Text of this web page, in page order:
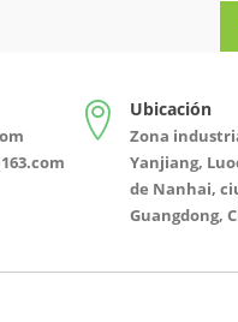
Ubicación
Zona
Yanjiang,
de Nanhai,
Guangdong,